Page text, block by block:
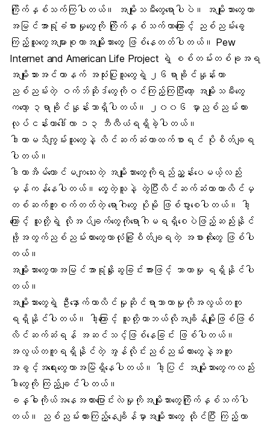
ကြိုက်နှစ်သက်ကြပါတယ်။ အမျိုးသမီးတွေရောပါပဲ။ အမျိုးသားတွေဟာ
အမြင်အာရုံခံစားမှုတွေကို ကြိုက်နှစ်သက်တာကြောင့် ညစ်ညမ်းခွေ
ကြည့်သူတွေအများစုဟာအမျိုးသားတွေ ဖြစ်နေတတ်ပါတယ်။ Pew
Internet and American Life Project ရဲ့ စစ်တမ်းတစ်ခုအရ
အမျိုးသားအင်တာနက် အသုံးပြုသူတွေရဲ့ ၂၆ရာခိုင်နှုန်းဟာ
ညစ်ညမ်းတဲ့ ဝက်ဘ်ဆိုဒ်တွေကိုဝင်ကြည့်ကြပြီးတော့ အမျိုးသမီးတွေ
ကတော့ ၃ရာခိုင်နှုန်းသာရှိပါတယ်။ ၂၀၀၆ မှာညစ်ညမ်းကား
လုပ်ငန်းဟာဒေါ်လာ ၁၃ ဘီလီယံရရှိခဲ့ပါတယ်။
ဒါဟာမသိကျွမ်းသူတွေနဲ့ လိင်ဆက်ဆံတာထက်စာရင် ပိုစိတ်ချရ
ပါတယ်။
ဒါဟာအိမ်ထောင်မကျသေးတဲ့ အမျိုးသားတွေကိုရည်ညွှန်းပေမယ့်လည်း
မှန်ကန်နေပါတယ်။ တွေ့တဲ့သူနဲ့ တွဲပြီးလိင်ဆက်ဆံတာဟာလိင်မှ
တစ်ဆက်ကူးစက်တတ်တဲ့ ရောဂါတွေ ပိုမို ဖြစ်ပွားစေပါတယ်။ ဒါ့
ကြောင့် သူတို့ရဲ့ လိုအပ်ချက်တွေကိုရောဂါမရရှိစေပဲဖြည့်ဆည်းနိုင်
ဖို့အတွက်ညစ်ညမ်းကားတွေဟာလုံခြုံစိတ်ချရတဲ့ အစားထိုးတွေ ဖြစ်ပါ
တယ်။
အမျိုးသားတွေဟာအမြင်အာရုံနှိုးဆွခြင်းအားဖြင့် သာယာမှု ရရှိနိုင်ပါ
တယ်။
အမျိုးသားတွေရဲ့ ဦးနှောက်ဟာလိင်မှုဆိုင်ရာသာယာမှုကိုအလွယ်တကူ
ရရှိနိုင်ပါတယ်။ ဒါ့ကြောင့် သူတို့ဟာဘယ်လိုအချိန်မျိုးဖြစ်ဖြစ်
လိင်ဆက်ဆံရန် အဆင်သင့်ဖြစ်နေခြင်း ဖြစ်ပါတယ်။
အလွယ်တကူရရှိနိုင်တဲ့ အွန်လိုင်းညစ်ညမ်းကားတွေနဲ့အတူ
အခွင့်အရေးတွေဟာအမြဲရှိနေပါတယ်။ ဒါ့ပြင် အမျိုးသားတွေကလည်း
ဒါတွေကို ကြည့်ချင်ပါတယ်။
ခန္ဓါကိုယ်အနေအထားပြောင်းလဲမှုကိုအမျိုးသားတွေကြိုက်နှစ်သက်ပါ
တယ်။ ညစ်ညမ်းကားကြည့်နေချိန်မှာအမျိုးသားတွေ ထိုင်ပြီး ကြည့်ကာ